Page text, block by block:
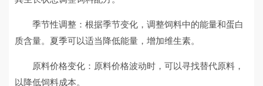
季节性调整：根据季节变化，调整饲料中的能量和蛋白
质含量。夏季可以适当降低能量，增加维生素。
原料价格变化：原料价格波动时，可以寻找替代原料，
以降低饲料成本。